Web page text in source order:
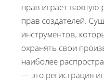
прав играет важную
прав создателей.
инструментов,
охранять свои
наиболее
— это регистрация